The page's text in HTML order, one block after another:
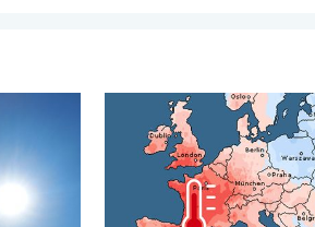
2026
. . niedziela, 9 sierpnia 2026
Lipiec pełen